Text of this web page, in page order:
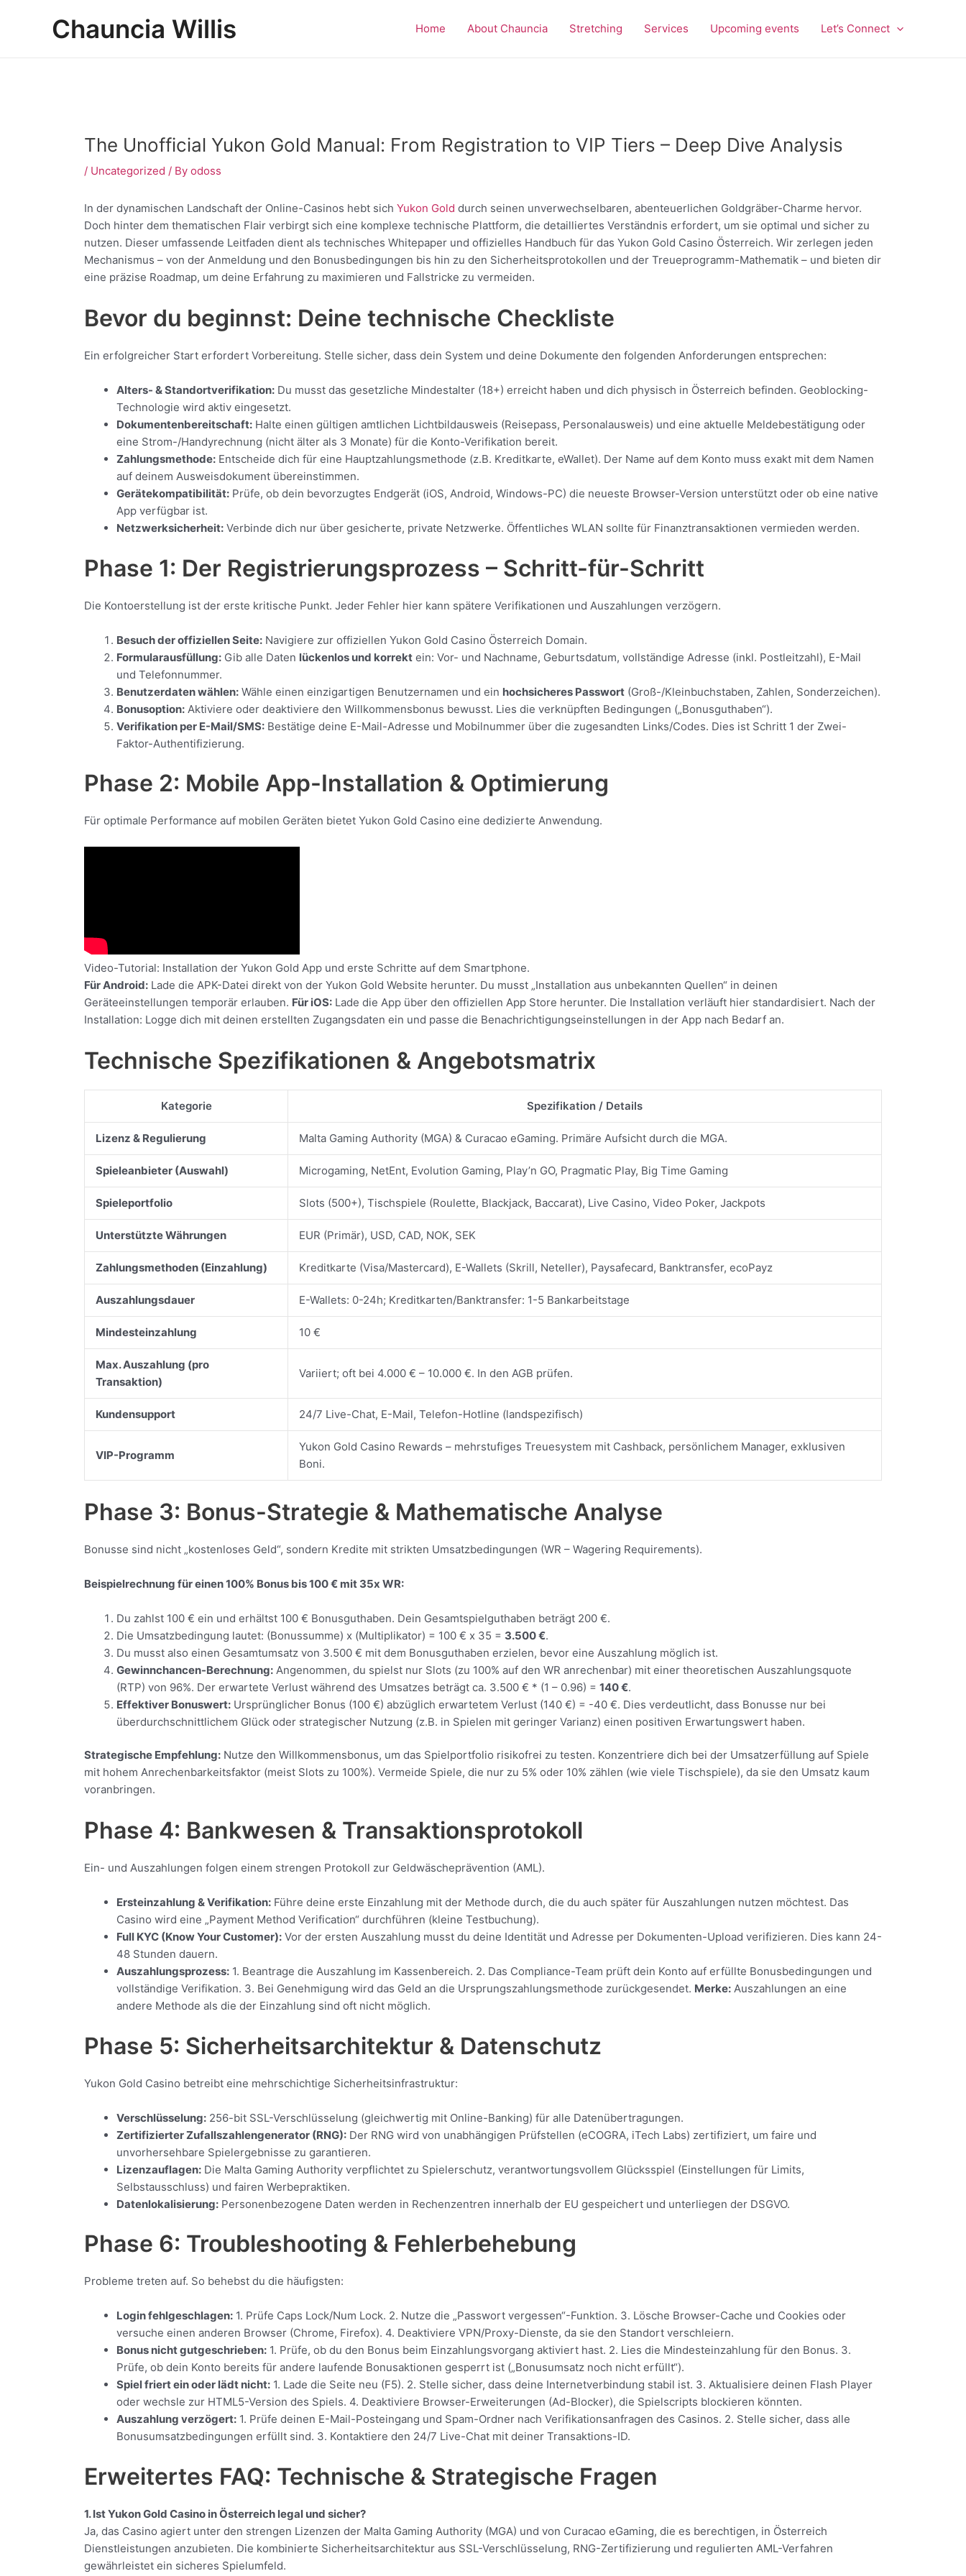
Chauncia Willis Home About Chauncia Stretching Services Upcoming events Let’s Connect
The Unofficial Yukon Gold Manual: From Registration to VIP Tiers – Deep Dive Analysis
/ Uncategorized / By odoss
In der dynamischen Landschaft der Online-Casinos hebt sich Yukon Gold durch seinen unverwechselbaren, abenteuerlichen Goldgräber-Charme hervor.
Doch hinter dem thematischen Flair verbirgt sich eine komplexe technische Plattform, die detailliertes Verständnis erfordert, um sie optimal und sicher zu
nutzen. Dieser umfassende Leitfaden dient als technisches Whitepaper und offizielles Handbuch für das Yukon Gold Casino Österreich. Wir zerlegen jeden
Mechanismus – von der Anmeldung und den Bonusbedingungen bis hin zu den Sicherheitsprotokollen und der Treueprogramm-Mathematik – und bieten dir
eine präzise Roadmap, um deine Erfahrung zu maximieren und Fallstricke zu vermeiden.
Bevor du beginnst: Deine technische Checkliste
Ein erfolgreicher Start erfordert Vorbereitung. Stelle sicher, dass dein System und deine Dokumente den folgenden Anforderungen entsprechen:
Alters- & Standortverifikation: Du musst das gesetzliche Mindestalter (18+) erreicht haben und dich physisch in Österreich befinden. Geoblocking-
Technologie wird aktiv eingesetzt.
Dokumentenbereitschaft: Halte einen gültigen amtlichen Lichtbildausweis (Reisepass, Personalausweis) und eine aktuelle Meldebestätigung oder
eine Strom-/Handyrechnung (nicht älter als 3 Monate) für die Konto-Verifikation bereit.
Zahlungsmethode: Entscheide dich für eine Hauptzahlungsmethode (z.B. Kreditkarte, eWallet). Der Name auf dem Konto muss exakt mit dem Namen
auf deinem Ausweisdokument übereinstimmen.
Gerätekompatibilität: Prüfe, ob dein bevorzugtes Endgerät (iOS, Android, Windows-PC) die neueste Browser-Version unterstützt oder ob eine native
App verfügbar ist.
Netzwerksicherheit: Verbinde dich nur über gesicherte, private Netzwerke. Öffentliches WLAN sollte für Finanztransaktionen vermieden werden.
Phase 1: Der Registrierungsprozess – Schritt-für-Schritt
Die Kontoerstellung ist der erste kritische Punkt. Jeder Fehler hier kann spätere Verifikationen und Auszahlungen verzögern.
Besuch der offiziellen Seite: Navigiere zur offiziellen Yukon Gold Casino Österreich Domain.
Formularausfüllung: Gib alle Daten lückenlos und korrekt ein: Vor- und Nachname, Geburtsdatum, vollständige Adresse (inkl. Postleitzahl), E-Mail
und Telefonnummer.
Benutzerdaten wählen: Wähle einen einzigartigen Benutzernamen und ein hochsicheres Passwort (Groß-/Kleinbuchstaben, Zahlen, Sonderzeichen).
Bonusoption: Aktiviere oder deaktiviere den Willkommensbonus bewusst. Lies die verknüpften Bedingungen („Bonusguthaben“).
Verifikation per E-Mail/SMS: Bestätige deine E-Mail-Adresse und Mobilnummer über die zugesandten Links/Codes. Dies ist Schritt 1 der Zwei-
Faktor-Authentifizierung.
Phase 2: Mobile App-Installation & Optimierung
Für optimale Performance auf mobilen Geräten bietet Yukon Gold Casino eine dedizierte Anwendung.
Video-Tutorial: Installation der Yukon Gold App und erste Schritte auf dem Smartphone.
Für Android: Lade die APK-Datei direkt von der Yukon Gold Website herunter. Du musst „Installation aus unbekannten Quellen“ in deinen
Geräteeinstellungen temporär erlauben. Für iOS: Lade die App über den offiziellen App Store herunter. Die Installation verläuft hier standardisiert. Nach der
Installation: Logge dich mit deinen erstellten Zugangsdaten ein und passe die Benachrichtigungseinstellungen in der App nach Bedarf an.
Technische Spezifikationen & Angebotsmatrix
Kategorie Spezifikation / Details
Lizenz & Regulierung Malta Gaming Authority (MGA) & Curacao eGaming. Primäre Aufsicht durch die MGA.
Spieleanbieter (Auswahl) Microgaming, NetEnt, Evolution Gaming, Play’n GO, Pragmatic Play, Big Time Gaming
Spieleportfolio Slots (500+), Tischspiele (Roulette, Blackjack, Baccarat), Live Casino, Video Poker, Jackpots
Unterstützte Währungen EUR (Primär), USD, CAD, NOK, SEK
Zahlungsmethoden (Einzahlung) Kreditkarte (Visa/Mastercard), E-Wallets (Skrill, Neteller), Paysafecard, Banktransfer, ecoPayz
Auszahlungsdauer E-Wallets: 0-24h; Kreditkarten/Banktransfer: 1-5 Bankarbeitstage
Mindesteinzahlung 10 €
Max. Auszahlung (pro
Transaktion)
Variiert; oft bei 4.000 € – 10.000 €. In den AGB prüfen.
Kundensupport 24/7 Live-Chat, E-Mail, Telefon-Hotline (landspezifisch)
VIP-Programm
Yukon Gold Casino Rewards – mehrstufiges Treuesystem mit Cashback, persönlichem Manager, exklusiven
Boni.
Phase 3: Bonus-Strategie & Mathematische Analyse
Bonusse sind nicht „kostenloses Geld“, sondern Kredite mit strikten Umsatzbedingungen (WR – Wagering Requirements).
Beispielrechnung für einen 100% Bonus bis 100 € mit 35x WR:
Du zahlst 100 € ein und erhältst 100 € Bonusguthaben. Dein Gesamtspielguthaben beträgt 200 €.
Die Umsatzbedingung lautet: (Bonussumme) x (Multiplikator) = 100 € x 35 = 3.500 €.
Du musst also einen Gesamtumsatz von 3.500 € mit dem Bonusguthaben erzielen, bevor eine Auszahlung möglich ist.
Gewinnchancen-Berechnung: Angenommen, du spielst nur Slots (zu 100% auf den WR anrechenbar) mit einer theoretischen Auszahlungsquote
(RTP) von 96%. Der erwartete Verlust während des Umsatzes beträgt ca. 3.500 € * (1 – 0.96) = 140 €.
Effektiver Bonuswert: Ursprünglicher Bonus (100 €) abzüglich erwartetem Verlust (140 €) = -40 €. Dies verdeutlicht, dass Bonusse nur bei
überdurchschnittlichem Glück oder strategischer Nutzung (z.B. in Spielen mit geringer Varianz) einen positiven Erwartungswert haben.
Strategische Empfehlung: Nutze den Willkommensbonus, um das Spielportfolio risikofrei zu testen. Konzentriere dich bei der Umsatzerfüllung auf Spiele
mit hohem Anrechenbarkeitsfaktor (meist Slots zu 100%). Vermeide Spiele, die nur zu 5% oder 10% zählen (wie viele Tischspiele), da sie den Umsatz kaum
voranbringen.
Phase 4: Bankwesen & Transaktionsprotokoll
Ein- und Auszahlungen folgen einem strengen Protokoll zur Geldwäscheprävention (AML).
Ersteinzahlung & Verifikation: Führe deine erste Einzahlung mit der Methode durch, die du auch später für Auszahlungen nutzen möchtest. Das
Casino wird eine „Payment Method Verification“ durchführen (kleine Testbuchung).
Full KYC (Know Your Customer): Vor der ersten Auszahlung musst du deine Identität und Adresse per Dokumenten-Upload verifizieren. Dies kann 24-
48 Stunden dauern.
Auszahlungsprozess: 1. Beantrage die Auszahlung im Kassenbereich. 2. Das Compliance-Team prüft dein Konto auf erfüllte Bonusbedingungen und
vollständige Verifikation. 3. Bei Genehmigung wird das Geld an die Ursprungszahlungsmethode zurückgesendet. Merke: Auszahlungen an eine
andere Methode als die der Einzahlung sind oft nicht möglich.
Phase 5: Sicherheitsarchitektur & Datenschutz
Yukon Gold Casino betreibt eine mehrschichtige Sicherheitsinfrastruktur:
Verschlüsselung: 256-bit SSL-Verschlüsselung (gleichwertig mit Online-Banking) für alle Datenübertragungen.
Zertifizierter Zufallszahlengenerator (RNG): Der RNG wird von unabhängigen Prüfstellen (eCOGRA, iTech Labs) zertifiziert, um faire und
unvorhersehbare Spielergebnisse zu garantieren.
Lizenzauflagen: Die Malta Gaming Authority verpflichtet zu Spielerschutz, verantwortungsvollem Glücksspiel (Einstellungen für Limits,
Selbstausschluss) und fairen Werbepraktiken.
Datenlokalisierung: Personenbezogene Daten werden in Rechenzentren innerhalb der EU gespeichert und unterliegen der DSGVO.
Phase 6: Troubleshooting & Fehlerbehebung
Probleme treten auf. So behebst du die häufigsten:
Login fehlgeschlagen: 1. Prüfe Caps Lock/Num Lock. 2. Nutze die „Passwort vergessen“-Funktion. 3. Lösche Browser-Cache und Cookies oder
versuche einen anderen Browser (Chrome, Firefox). 4. Deaktiviere VPN/Proxy-Dienste, da sie den Standort verschleiern.
Bonus nicht gutgeschrieben: 1. Prüfe, ob du den Bonus beim Einzahlungsvorgang aktiviert hast. 2. Lies die Mindesteinzahlung für den Bonus. 3.
Prüfe, ob dein Konto bereits für andere laufende Bonusaktionen gesperrt ist („Bonusumsatz noch nicht erfüllt“).
Spiel friert ein oder lädt nicht: 1. Lade die Seite neu (F5). 2. Stelle sicher, dass deine Internetverbindung stabil ist. 3. Aktualisiere deinen Flash Player
oder wechsle zur HTML5-Version des Spiels. 4. Deaktiviere Browser-Erweiterungen (Ad-Blocker), die Spielscripts blockieren könnten.
Auszahlung verzögert: 1. Prüfe deinen E-Mail-Posteingang und Spam-Ordner nach Verifikationsanfragen des Casinos. 2. Stelle sicher, dass alle
Bonusumsatzbedingungen erfüllt sind. 3. Kontaktiere den 24/7 Live-Chat mit deiner Transaktions-ID.
Erweitertes FAQ: Technische & Strategische Fragen
1. Ist Yukon Gold Casino in Österreich legal und sicher?
Ja, das Casino agiert unter den strengen Lizenzen der Malta Gaming Authority (MGA) und von Curacao eGaming, die es berechtigen, in Österreich
Dienstleistungen anzubieten. Die kombinierte Sicherheitsarchitektur aus SSL-Verschlüsselung, RNG-Zertifizierung und regulierten AML-Verfahren
gewährleistet ein sicheres Spielumfeld.
navigation